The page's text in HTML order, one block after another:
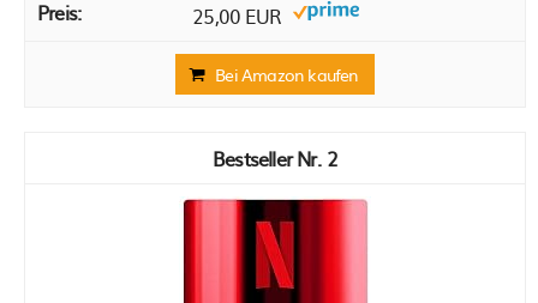
25,00 EUR
Bei Amazon kaufen
2